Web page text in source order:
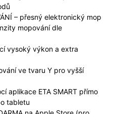
– přesný elektronický mop
mopování dle
vysoký výkon a extra
ve tvaru Y pro vyšší
aplikace ETA SMART přímo
tabletu